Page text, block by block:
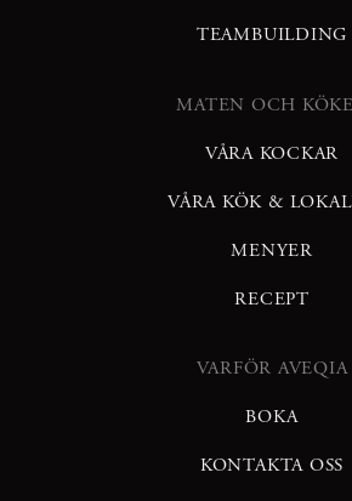
TEAMBUILDING
MATEN OCH
VÅRA KOCKAR
VÅRA KÖK &
MENYER
RECEPT
VARFÖR AVEQIA
BOKA
KONTAKTA OSS